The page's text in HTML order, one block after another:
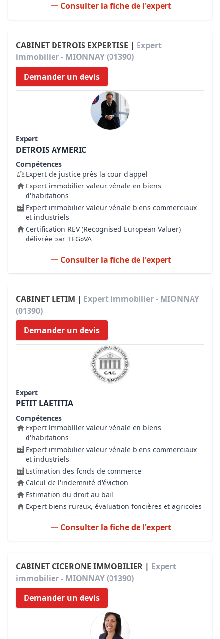
Consulter la fiche de l'expert
CABINET DETROIS EXPERTISE | Expert
immobilier - MIONNAY (01390)
Demander un devis
Expert
DETROIS AYMERIC
Compétences
Expert de justice près la cour d'appel
Expert immobilier valeur vénale en biens
d'habitations
Expert immobilier valeur vénale biens commerciaux
et industriels
Certification REV (Recognised European Valuer)
délivrée par TEGoVA
Consulter la fiche de l'expert
CABINET LETIM | Expert immobilier - MIONNAY
(01390)
Demander un devis
Expert
PETIT LAETITIA
Compétences
Expert immobilier valeur vénale en biens
d'habitations
Expert immobilier valeur vénale biens commerciaux
et industriels
Estimation des fonds de commerce
Calcul de l'indemnité d'éviction
Estimation du droit au bail
Expert biens ruraux, évaluation foncières et agricoles
Consulter la fiche de l'expert
CABINET CICERONE IMMOBILIER | Expert
immobilier - MIONNAY (01390)
Demander un devis